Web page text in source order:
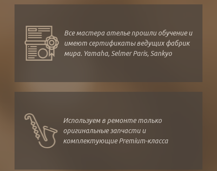
Все мастера ателье прошли обучение и
имеют сертификаты ведущих фабрик
мира. Yamaha, Selmer Paris, Sankyo
Используем в ремонте только
оригинальные запчасти и
комплектующие Premium-класса